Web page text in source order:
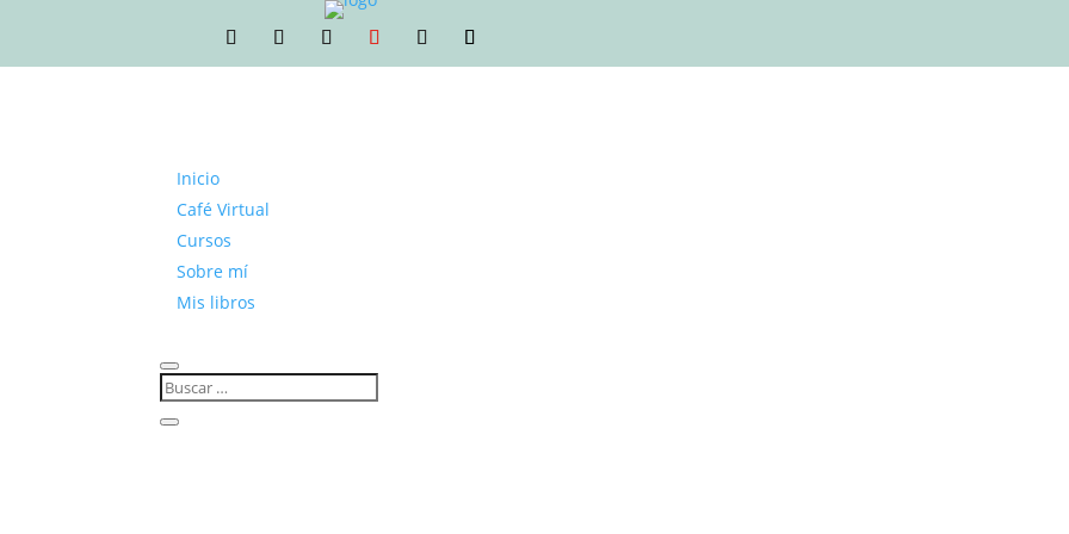
Inicio
Café Virtual
Cursos
Sobre mí
Mis libros